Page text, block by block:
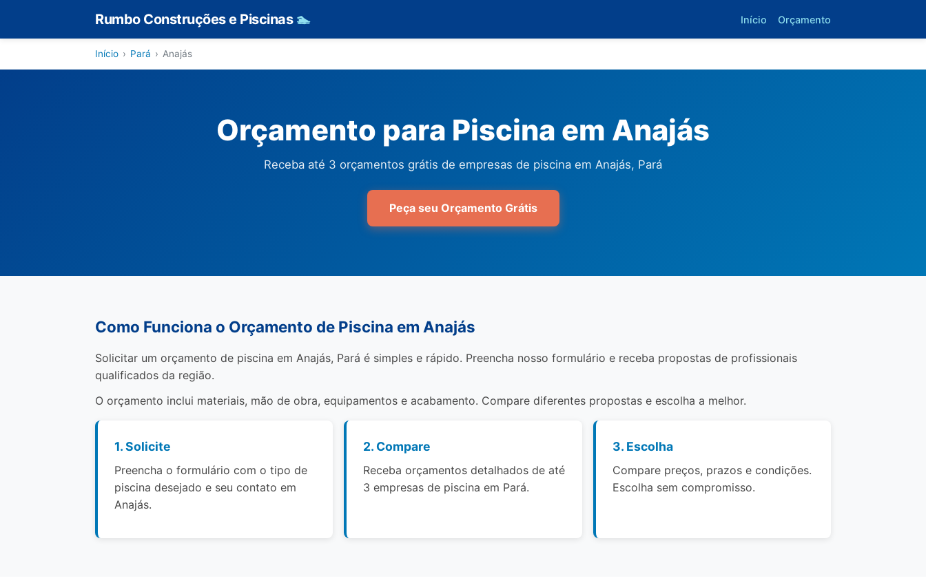
Rumbo Construções e Piscinas 🏊 Início Orçamento
Início › Pará › Anajás
Orçamento para Piscina em Anajás
Receba até 3 orçamentos grátis de empresas de piscina em Anajás, Pará
Peça seu Orçamento Grátis
Como Funciona o Orçamento de Piscina em Anajás
Solicitar um orçamento de piscina em Anajás, Pará é simples e rápido. Preencha nosso formulário e receba propostas de profissionais
qualificados da região.
O orçamento inclui materiais, mão de obra, equipamentos e acabamento. Compare diferentes propostas e escolha a melhor.
1. Solicite
Preencha o formulário com o tipo de
piscina desejado e seu contato em
Anajás.
2. Compare
Receba orçamentos detalhados de até
3 empresas de piscina em Pará.
3. Escolha
Compare preços, prazos e condições.
Escolha sem compromisso.